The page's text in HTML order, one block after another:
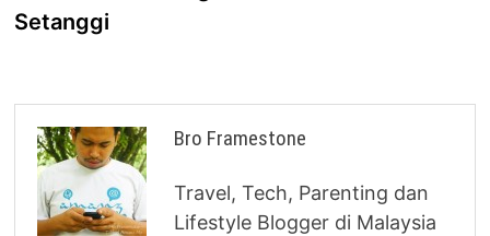
Setanggi
Bro Framestone
Travel, Tech, Parenting dan
Lifestyle Blogger di Malaysia